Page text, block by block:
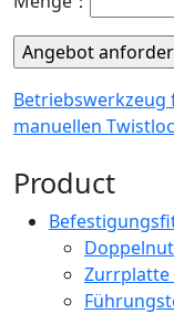
Betriebswerkzeug
manuellen
Product
Zurrplatte